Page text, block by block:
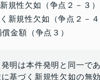
規性欠如（争点２－３）
新規性欠如（争点２－４
金額（争点３）
明は本件発明と同一で
基づく新規性欠如の無